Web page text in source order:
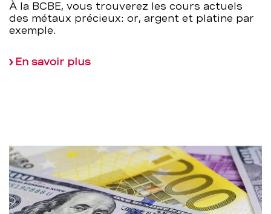
À la BCBE, vous trouverez les cours actuels
des métaux précieux: or, argent et platine par
exemple.
En savoir plus